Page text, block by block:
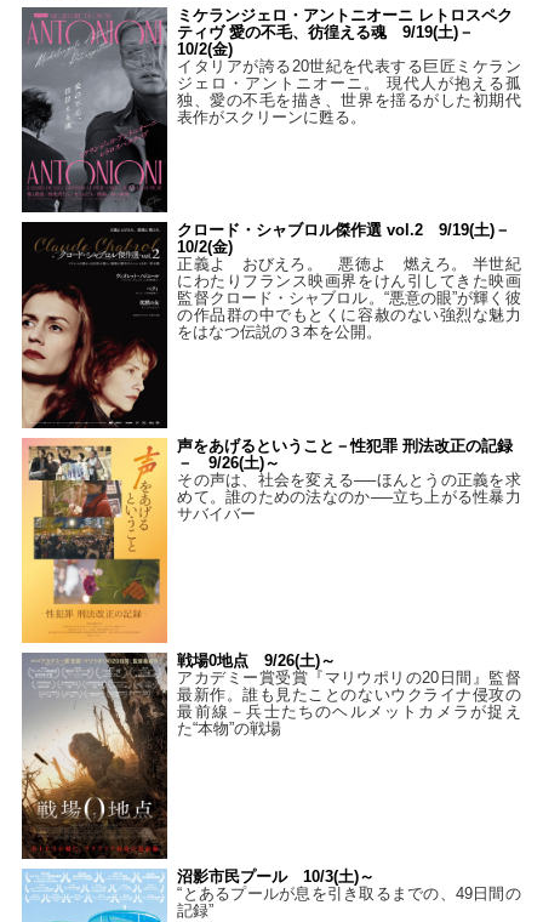
ミケランジェロ・アントニオーニ レトロスペク
ティヴ 愛の不毛、彷徨える魂 9/19(土)－
10/2(金)
イタリアが誇る20世紀を代表する巨匠ミケラン
ジェロ・アントニオーニ。 現代人が抱える孤
独、愛の不毛を描き、世界を揺るがした初期代
表作がスクリーンに甦る。
クロード・シャブロル傑作選 vol.2 9/19(土)－
10/2(金)
正義よ おびえろ。 悪徳よ 燃えろ。 半世紀
にわたりフランス映画界をけん引してきた映画
監督クロード・シャブロル。“悪意の眼”が輝く彼
の作品群の中でもとくに容赦のない強烈な魅力
をはなつ伝説の３本を公開。
声をあげるということ－性犯罪 刑法改正の記録
－ 9/26(土)～
その声は、社会を変える──ほんとうの正義を求
めて。誰のための法なのか──立ち上がる性暴力
サバイバー
戦場0地点 9/26(土)～
アカデミー賞受賞『マリウポリの20日間』監督
最新作。誰も見たことのないウクライナ侵攻の
最前線－兵士たちのヘルメットカメラが捉え
た“本物”の戦場
沼影市民プール 10/3(土)～
“とあるプールが息を引き取るまでの、49日間の
記録”